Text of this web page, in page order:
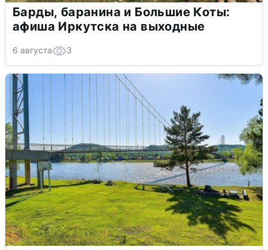
Барды, баранина и Большие Коты:
афиша Иркутска на выходные
6 августа 3